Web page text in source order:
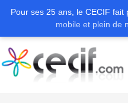
Pour ses 25 ans, le CECIF fait
mobile et plein de